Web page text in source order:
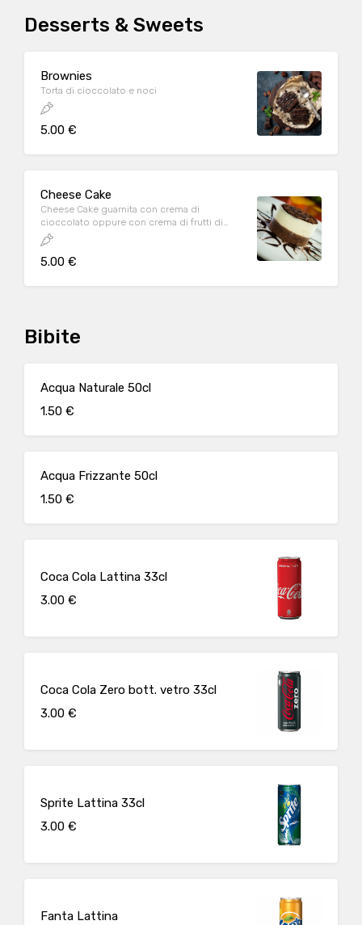
Desserts & Sweets
Brownies
Torta di cioccolato e noci
5.00 €
Cheese Cake
Cheese Cake guarnita con crema di
cioccolato oppure con crema di frutti di
bosco
5.00 €
Bibite
Acqua Naturale 50cl
1.50 €
Acqua Frizzante 50cl
1.50 €
Coca Cola Lattina 33cl
3.00 €
Coca Cola Zero bott. vetro 33cl
3.00 €
Sprite Lattina 33cl
3.00 €
Fanta Lattina